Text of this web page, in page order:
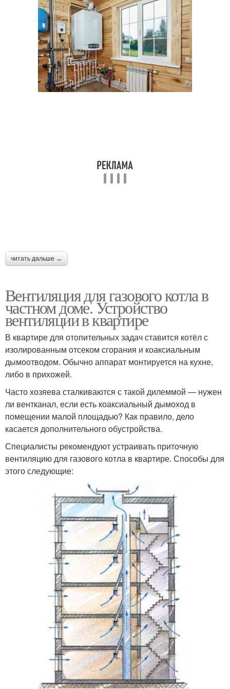
читать дальше →
Вентиляция для газового котла в
частном доме. Устройство
вентиляции в квартире
В квартире для отопительных задач ставится котёл с
изолированным отсеком сгорания и коаксиальным
дымоотводом. Обычно аппарат монтируется на кухне,
либо в прихожей.
Часто хозяева сталкиваются с такой дилеммой — нужен
ли вентканал, если есть коаксиальный дымоход в
помещении малой площадью? Как правило, дело
касается дополнительного обустройства.
Специалисты рекомендуют устраивать приточную
вентиляцию для газового котла в квартире. Способы для
этого следующие: